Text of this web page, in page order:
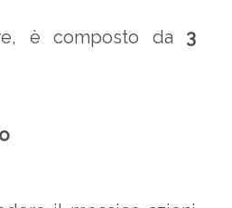
è composto da 3